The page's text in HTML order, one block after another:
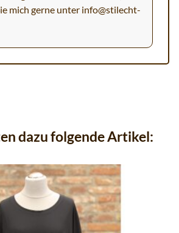
mich gerne unter info@stilecht-
dazu folgende Artikel: